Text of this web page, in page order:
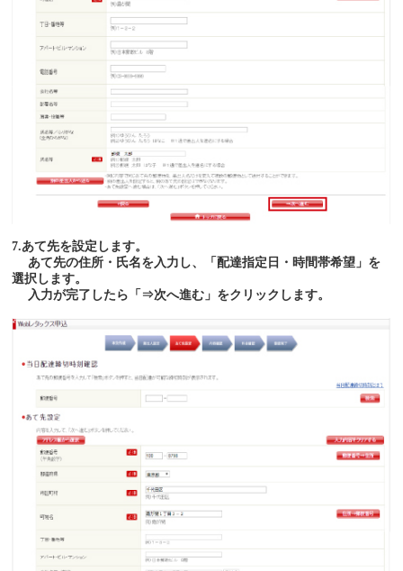
7.あて先を設定します。
あて先の住所・氏名を入力し、「配達指定日・時間帯希望」を
選択します。
入力が完了したら「⇒次へ進む」をクリックします。